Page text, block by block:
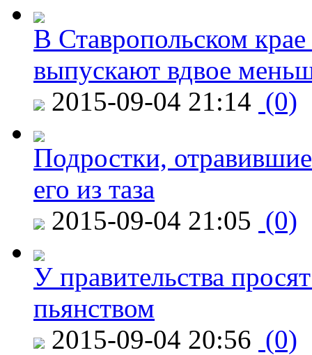
В Ставропольском
выпускают вдвое
2015-09-04 21:14 (0)
Подростки,
его из таза
2015-09-04 21:05 (0)
У правительства
пьянством
2015-09-04 20:56 (0)